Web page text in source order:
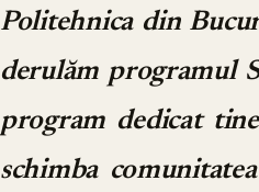
Politehnica din
derulăm programul
program dedicat
schimba